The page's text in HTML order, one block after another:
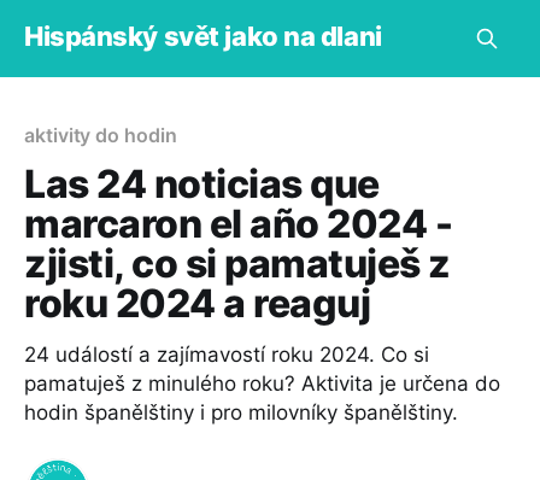
Hispánský svět jako na dlani
aktivity do hodin
Las 24 noticias que
marcaron el año 2024 -
zjisti, co si pamatuješ z
roku 2024 a reaguj
24 událostí a zajímavostí roku 2024. Co si
pamatuješ z minulého roku? Aktivita je určena do
hodin španělštiny i pro milovníky španělštiny.